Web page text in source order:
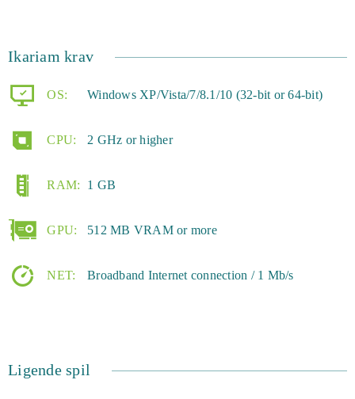
Ikariam krav
OS: Windows XP/Vista/7/8.1/10 (32-bit or 64-bit)
CPU: 2 GHz or higher
RAM: 1 GB
GPU: 512 MB VRAM or more
NET: Broadband Internet connection / 1 Mb/s
Ligende spil